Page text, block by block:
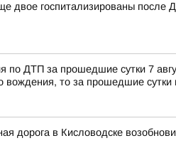
двое госпитализированы после
ДТП за прошедшие сутки 7
вождения, то за прошедшие сутки
дорога в Кисловодске